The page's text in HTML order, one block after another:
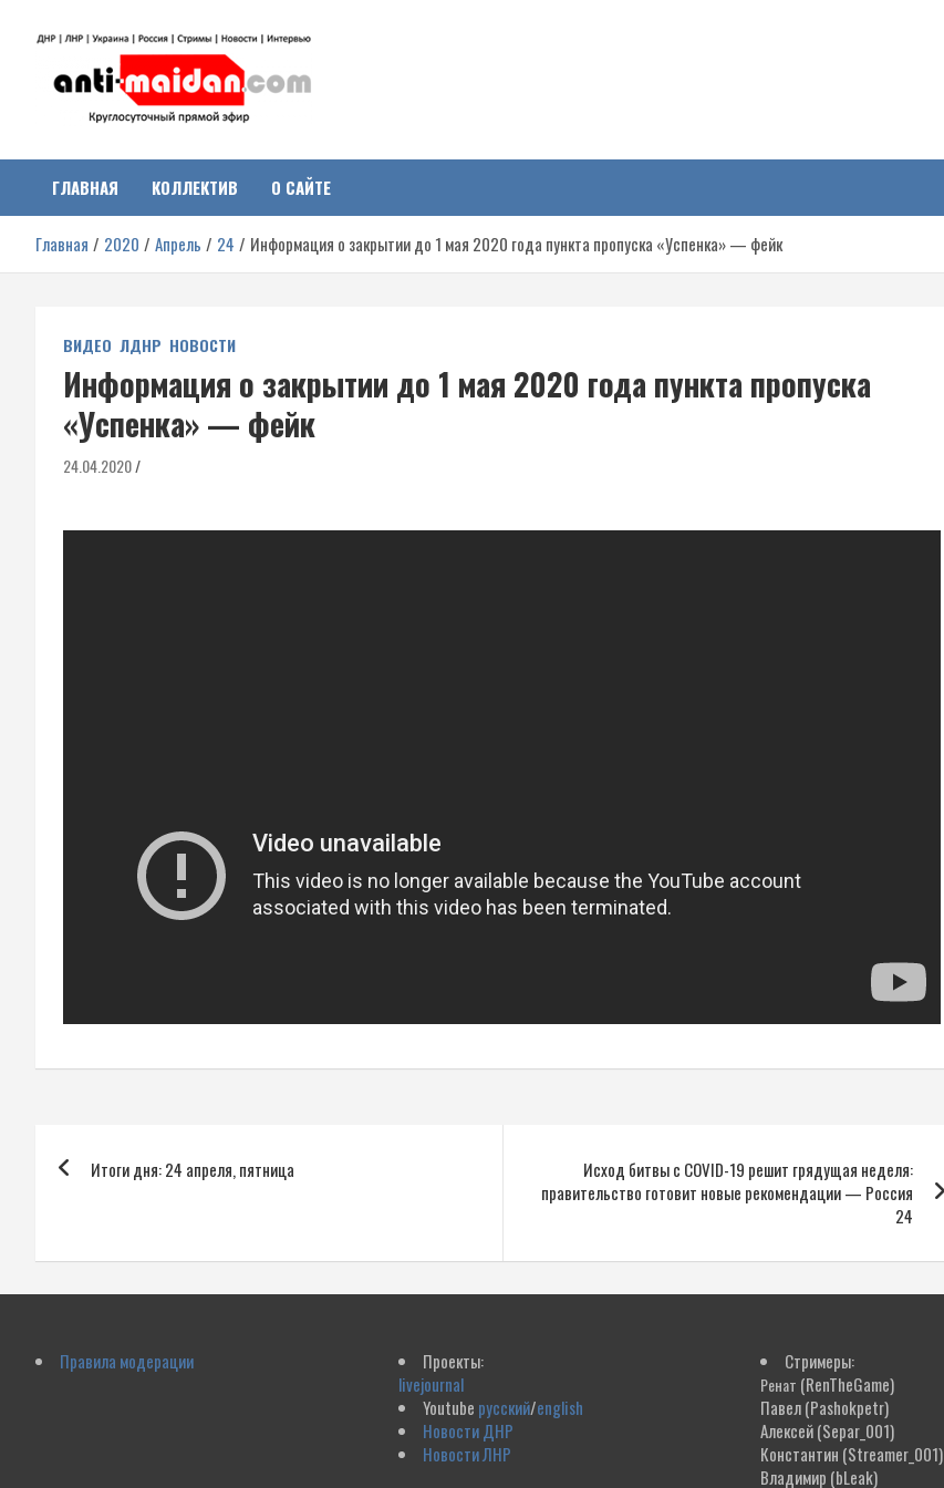
Антимайдан:
Гражданская война на
Украине
о гражданской войне на Украине, включая события в Новороссии,
ДНР, ЛНР и других регионах.
ГЛАВНАЯ КОЛЛЕКТИВ О САЙТЕ
Главная 2020 Апрель 24 Информация о закрытии до 1 мая 2020 года пункта пропуска «Успенка» — фейк
ВИДЕО ЛДНР НОВОСТИ
Информация о закрытии до 1 мая 2020 года пункта пропуска
«Успенка» — фейк
24.04.2020
Навигация
по
Итоги дня: 24 апреля, пятница
Исход битвы с COVID-19 решит грядущая неделя:
правительство готовит новые рекомендации — Россия
24
Правила модерации
Проекты:
livejournal
Youtube русский/english
Новости ДНР
Новости ЛНР
Стримеры:
Ренат (RenTheGame)
Павел(Pashokpetr)
Алексей(Separ_001)
Константин (Streamer_001)
Владимир (bLeak)